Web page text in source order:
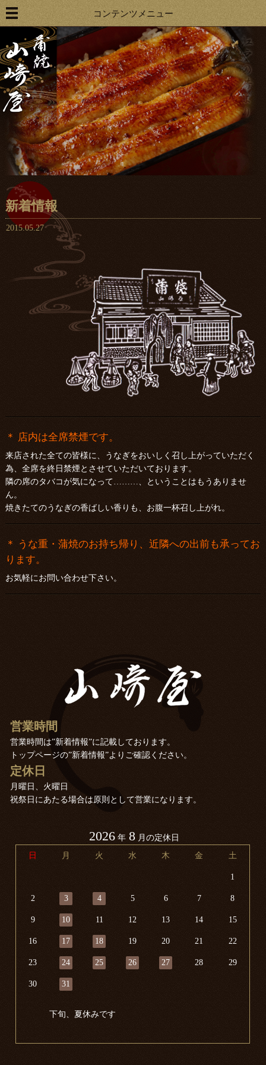
コンテンツメニュー
新着情報
2015.05.27
＊ 店内は全席禁煙です。
来店された全ての皆様に、うなぎをおいしく召し上がっていただく
為、全席を終日禁煙とさせていただいております。
隣の席のタバコが気になって………、ということはもうありませ
ん。
焼きたてのうなぎの香ばしい香りも、お腹一杯召し上がれ。
＊ うな重・蒲焼のお持ち帰り、近隣への出前も承ってお
ります。
お気軽にお問い合わせ下さい。
営業時間
営業時間は”新着情報”に記載しております。
トップページの”新着情報”よりご確認ください。
定休日
月曜日、火曜日
祝祭日にあたる場合は原則として営業になります。
2026 年 8 月の定休日
日
月 火 水 木 金 土
1
2 3 4 5 6 7 8
9 10 11 12 13 14 15
16 17 18 19 20 21 22
23 24 25 26 27 28 29
30 31
下旬、夏休みです